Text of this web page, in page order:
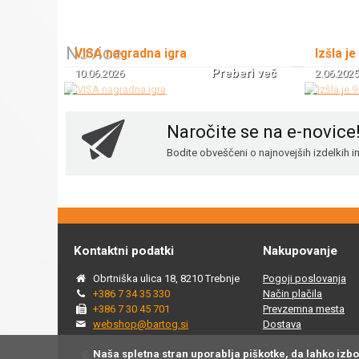
Novice
VISA nagradna igra
10.06.2026 Preberi več
Izšla
2.06.2025
Naročite se na e-novice!
Bodite obveščeni o najnovejših izdelkih
Kontaktni podatki
Obrtniška ulica 18, 8210 Trebnje
+386 7 34 35 330
+386 7 30 45 701
webshop@bartog.si
Nakupovanje
Pogoji poslovanja
Način plačila
Prevzemna mesta
Dostava
© 2015 - 2025 Spletna trgovina Bartog, v spletni trgovini
Naša spletna stran uporablja piškotke, da lahko